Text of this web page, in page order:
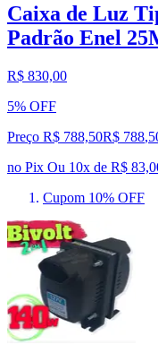
Caixa de Luz
Padrão Enel
R$ 830,00
5% OFF
Preço R$ 788,50R$ 788,
no Pix Ou 10x de R$
Cupom 10% OFF